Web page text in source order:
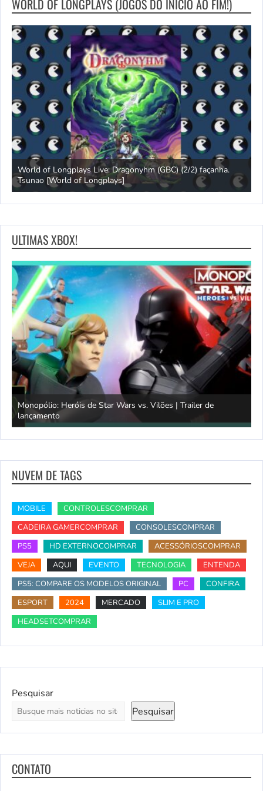
WORLD OF LONGPLAYS (JOGOS DO INICIO AO FIM!)
World of Longplays Live: Dragonyhm (GBC) (2/2) façanha.
Tsunao [World of Longplays]
ULTIMAS XBOX!
Monopólio: Heróis de Star Wars vs. Vilões | Trailer de
lançamento
NUVEM DE TAGS
MOBILE
CONTROLESCOMPRAR
CADEIRA GAMERCOMPRAR
CONSOLESCOMPRAR
PS5
HD EXTERNOCOMPRAR
ACESSÓRIOSCOMPRAR
VEJA
AQUI EVENTO TECNOLOGIA
ENTENDA
PS5: COMPARE OS MODELOS ORIGINAL
PC
CONFIRA
ESPORT
2024 MERCADO
SLIM E PRO
HEADSETCOMPRAR
Pesquisar
Pesquisar
CONTATO